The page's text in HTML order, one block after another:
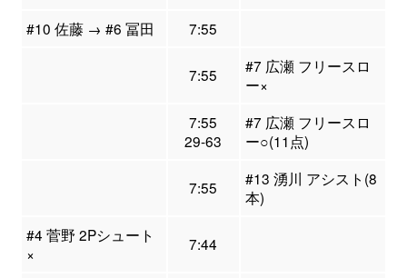
#10 佐藤 → #6 冨田
7:55
7:55
#7 広瀬 フリースロ
ー×
7:55
29-63
#7 広瀬 フリースロ
ー○(11点)
7:55
#13 湧川 アシスト(8
本)
#4 菅野 2Pシュート
×
7:44